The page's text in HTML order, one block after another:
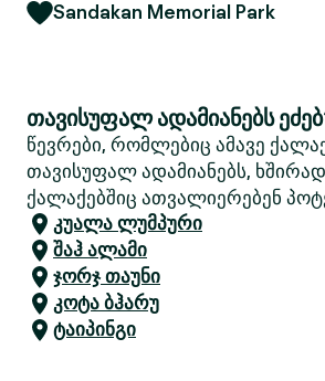
Sandakan Memorial Park
თავისუფალ ადამიანებს
წევრები, რომლებიც ამავე
თავისუფალ ადამიანებს, ხშირად
ქალაქებშიც ათვალიერებენ
კუალა ლუმპური
შაჰ ალამი
ჯორჯ თაუნი
კოტა ბჰარუ
ტაიპინგი